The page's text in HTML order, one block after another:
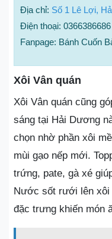
Địa chỉ: Số 1 Lê Lợi,
Điện thoại: 0366386686
Fanpage: Bánh Cuốn
Xôi Vân quán
Xôi Vân quán cũng
sáng tại Hải Dương
chọn nhờ phần xôi
mùi gạo nếp mới.
trứng, pate, gà xé
Nước sốt rưới lên xôi
đặc trưng khiến món